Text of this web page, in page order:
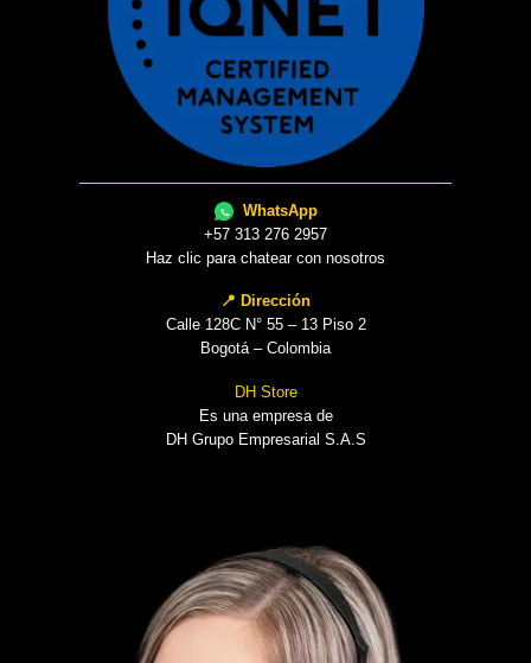
WhatsApp
+57 313 276 2957
Haz clic para chatear con nosotros
📍 Dirección
Calle 128C N° 55 – 13 Piso 2
Bogotá – Colombia
DH Store
Es una empresa de
DH Grupo Empresarial S.A.S